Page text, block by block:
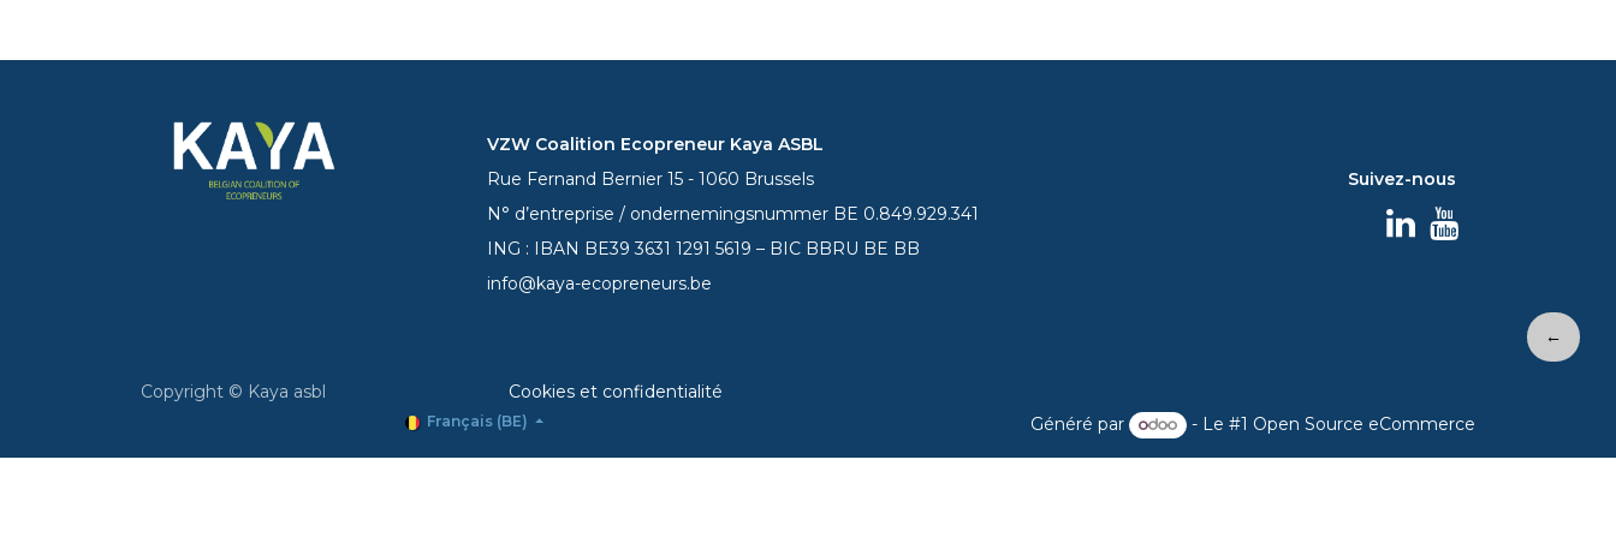
Suivez-nous
←
VZW Coalition Ecopreneur Kaya ASBL
Rue Fernand Bernier 15 - 1060 Brussels
N° d’entreprise / ondernemingsnummer BE 0.849.929.341
ING : IBAN BE393631 1291 5619 – BIC BBRU BE BB
info@kaya-ecopreneurs.be
Copyright © Kaya asbl Cookies et confidentialité
Français (BE) Généré par - Le #1 Open Source eCommerce